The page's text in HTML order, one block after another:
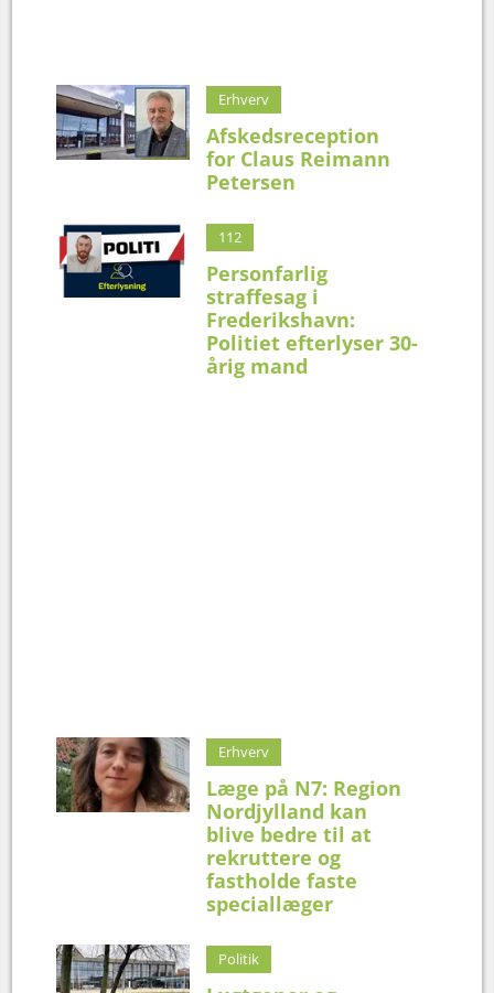
Erhverv
Afskedsreception
for Claus Reimann
Petersen
112
Personfarlig
straffesag i
Frederikshavn:
Politiet efterlyser 30-
årig mand
Erhverv
Læge på N7: Region
Nordjylland kan
blive bedre til at
rekruttere og
fastholde faste
speciallæger
Politik